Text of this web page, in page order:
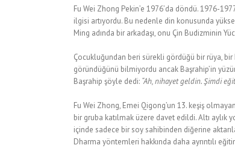
Fu Wei Zhong Pekin’e 1976’da döndü. 1976-
ilgisi artıyordu. Bu nedenle din konusunda
Ming adında bir arkadaşı, onu Çin Budizminin
Çocukluğundan beri sürekli gördüğü bir rüya,
göründüğünü bilmiyordu ancak Başrahip’in
Başrahip şöyle dedi: “Ah, nihayet geldin. Şimdi
Fu Wei Zhong, Emei Qigong’un 13. keşiş
bir gruba katılmak üzere davet edildi. Altı aylık
içinde sadece bir soy sahibinden diğerine
Dharma yöntemleri hakkında daha ayrıntılı